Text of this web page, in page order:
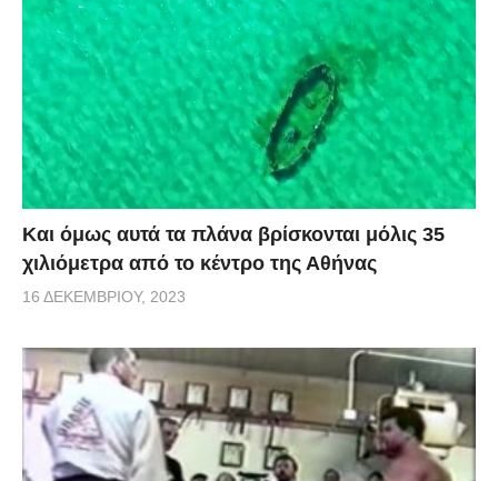
Και όμως αυτά τα πλάνα βρίσκονται μόλις 35
χιλιόμετρα από το κέντρο της Αθήνας
16 ΔΕΚΕΜΒΡΊΟΥ, 2023